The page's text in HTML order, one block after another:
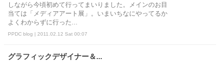
しながら今頃初めて行ってまいりました。メインのお目
当ては「メディアアート展」。いまいちなにやってるか
よくわからずに行った...
PPDC blog | 2011.02.12 Sat 00:07
グラフィックデザイナー＆...